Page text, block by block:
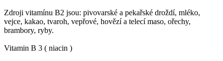
Zdroji vitamínu B2 jsou: pivovarské a pekařské droždí, mléko,
vejce, kakao, tvaroh, vepřové, hovězí a telecí maso, ořechy,
brambory, ryby.
Vitamin B 3 ( niacin )